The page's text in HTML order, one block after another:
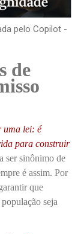
pelo Copilot -
de
uma lei: é
para construir
ser sinônimo de
é assim. Por
que
seja